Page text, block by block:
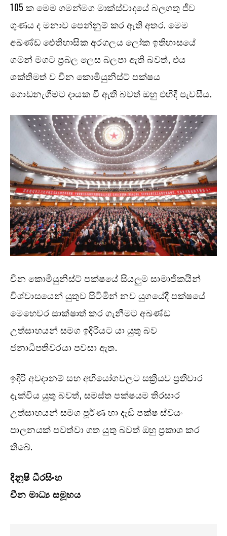
105 ක මෙම ගමන්මග මාක්ස්වාදයේ බලගතු ජීව
ගුණය ද මනාව පෙන්නුම් කර ඇති අතර. මෙම
අඛණ්ඩ ඓතිහාසික අරගලය ලෝක ඉතිහාසයේ
ගමන් මගට ප්‍රබල ලෙස බලපා ඇති බවත්, එය
ශක්තිමත් ව චීන කොමියුනිස්ට් පක්ෂය
ගොඩනැගීමට දායක වී ඇති බවත් ඔහු එහිදී පැවසීය.
චීන කොමියුනිස්ට් පක්ෂයේ සියලුම සාමාජිකයින්
විශ්වාසයෙන් යුතුව සිටිමින් නව යුගයේදී පක්ෂයේ
මෙහෙවර සාක්ෂාත් කර ගැනීමට අඛණ්ඩ
උත්සාහයන් සමග ඉදිරියට යා යුතු බව
ජනාධිපතිවරයා පවසා ඇත.
ඉදිරි අවදානම් සහ අභියෝගවලට සක්‍රියව ප්‍රතිචාර
දැක්විය යුතු බවත්, සමස්ත පක්ෂයම තිරසාර
උත්සාහයන් සමග පූර්ණ හා දැඩි පක්ෂ ස්වයං
පාලනයක් පවත්වා ගත යුතු බවත් ඔහු ප්‍රකාශ කර
තිබේ.
දිනූෂි ධීරසිංහ
චීන මාධ්‍ය සමූහය